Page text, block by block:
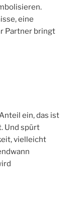
eine
Partner bringt
ein, das ist
Und spürt
vielleicht